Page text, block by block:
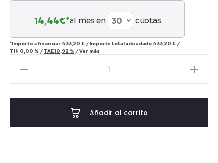
14,44€*al mes en cuotas
*Importe a financiar 433,20 € / Importe total adeudado 433,20 € /
TIN 0,00 % / TAE10,92 % /Ver más
Añadir al carrito